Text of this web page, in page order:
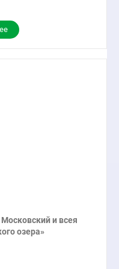
и всея
озера»